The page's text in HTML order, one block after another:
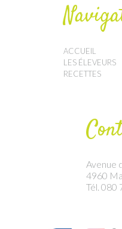
ACCUEIL
LES ÉLEVEURS
RECETTES
Avenue
4960
Tél. 080